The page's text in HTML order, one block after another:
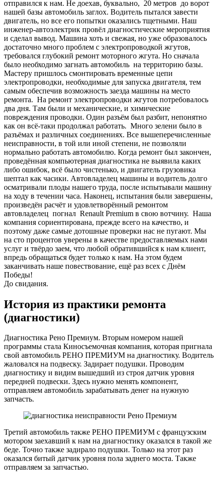
отправился к нам. Не доехав, буквально, 20 метров до ворот
нашей базы автомобиль заглох. Водитель пытался завести
двигатель, но все его попытки оказались тщетными. Наш
инженер-автоэлектрик провёл диагностические мероприятия
и сделал вывод. Машина хоть и свежая, но уже образовалось
достаточно много проблем с электропроводкой жгутов,
требовался глубокий ремонт моторного жгута. Но сначала
было необходимо загнать автомобиль на территорию базы.
Мастеру пришлось смонтировать временные цепи
электропроводки, необходимые для запуска двигателя, тем
самым обеспечив возможность заезда машины на место
ремонта. На ремонт электропроводки жгутов потребовалось
два дня. Там были и механические, и химические
повреждения проводки. Один разъём был разбит, непонятно
как он всё-таки продолжал работать. Много зелени было в
разъёмах и различных соединениях. Все вышеперечисленные
неисправности, в той или иной степени, не позволяли
нормально работать автомобилю. Когда ремонт был закончен,
проведённая компьютерная диагностика не выявила каких
либо ошибок, всё было чистенько, и двигатель грузовика
шептал как часики. Автовладелец машины и водитель долго
осматривали плоды нашего труда, после испытывали машину
на ходу в течении часа. Наконец, испытания были завершены,
произведён расчёт и удовлетворённый ремонтом
автовладелец погнал Renault Premium в свою вотчину. Наша
компания сориентирована, прежде всего на качество, и
поэтому даже самые дотошные проверки нас не пугают. Мы
на сто процентов уверены в качестве предоставляемых нами
услуг и твёрдо заем, что любой обратившийся к нам клиент,
впредь обращаться будет только к нам. На этом будем
заканчивать наше повествование, ещё раз всех с Днём
Победы!
До свидания.
История из практики ремонта
(диагностики)
Диагностика Рено Премиум. Вторым номером нашей
программы стала Киносъемочная компания, которая пригнала
свой автомобиль РЕНО ПРЕМИУМ на диагностику. Водитель
жаловался на подвеску. Задирает подушки. Проводим
диагностику и видим вышедший из строя датчик уровня
передней подвески. Здесь нужно менять компонент,
отправляем автомобиль зарабатывать денег на нужную
запчасть.
Третий автомобиль также РЕНО ПРЕМИУМ с французским
мотором заехавший к нам на диагностику оказался в такой же
беде. Точно также задирало подушки. Только на этот раз
оказался битый датчик уровня пола заднего моста. Также
отправляем за запчастью.